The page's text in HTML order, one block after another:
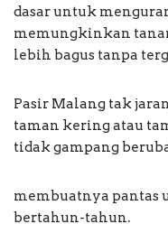
dasar untuk
memungkinkan
lebih bagus tanpa
Pasir Malang tak
taman kering atau
tidak gampang
membuatnya pantas
bertahun-tahun.